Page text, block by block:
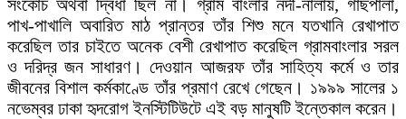
সংকোচ অথবা দ্বিধা ছিল না। গ্রাম বাংলার নদী-নালায়, গাছপালা,
পাখ-পাখালি অবারিত মাঠ প্রান্তর তাঁর শিশু মনে যতখানি রেখাপাত
করেছিল তার চাইতে অনেক বেশী রেখাপাত করেছিল গ্রামবাংলার সরল
ও দরিদ্র জন সাধারণ। দেওয়ান আজরফ তাঁর সাহিত্য কর্মে ও তার
জীবনের বিশাল কর্মকাণ্ডে তাঁর প্রমাণ রেখে গেছেন। ১৯৯৯ সালের ১
নভেম্বর ঢাকা হৃদরোগ ইনস্টিটিউটে এই বড় মানুষটি ইন্তেকাল করেন।